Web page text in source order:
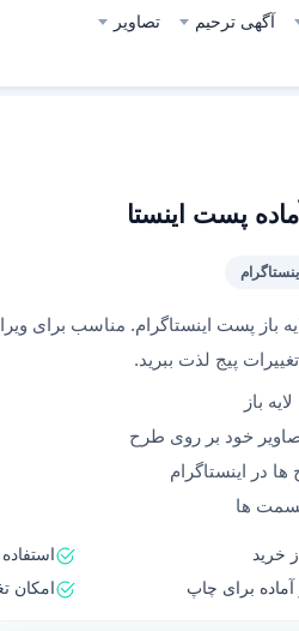
آگهی ترحیم تصاویر
پست اینستا
باز پست اینستاگرام. مناسب برای
پیج لذت ببرید.
خود بر روی طرح
در اینستاگرام
ها
خرید
برای چاپ
امکان